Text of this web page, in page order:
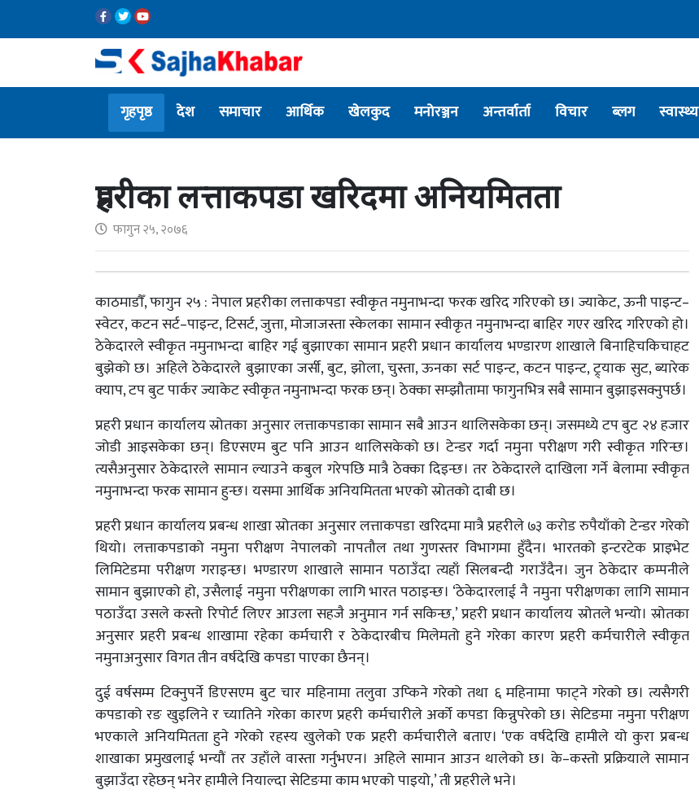
गृहपृष्ठ देश समाचार आर्थिक खेलकुद मनोरञ्जन अन्तर्वार्ता विचार ब्लग स्वास्थ्य
प्रहरीका लत्ताकपडा खरिदमा अनियमितता
फागुन २५, २०७६
काठमाडाैँ, फागुन २५ : नेपाल प्रहरीका लत्ताकपडा स्वीकृत नमुनाभन्दा फरक खरिद गरिएको छ। ज्याकेट, ऊनी पाइन्ट–
स्वेटर, कटन सर्ट–पाइन्ट, टिसर्ट, जुत्ता, मोजाजस्ता स्केलका सामान स्वीकृत नमुनाभन्दा बाहिर गएर खरिद गरिएको हो।
ठेकेदारले स्वीकृत नमुनाभन्दा बाहिर गई बुझाएका सामान प्रहरी प्रधान कार्यालय भण्डारण शाखाले बिनाहिचकिचाहट
बुझेको छ। अहिले ठेकेदारले बुझाएका जर्सी, बुट, झोला, चुस्ता, ऊनका सर्ट पाइन्ट, कटन पाइन्ट, ट्र्याक सुट, ब्यारेक
क्याप, टप बुट पार्कर ज्याकेट स्वीकृत नमुनाभन्दा फरक छन्। ठेक्का सम्झौतामा फागुनभित्र सबै सामान बुझाइसक्नुपर्छ।
प्रहरी प्रधान कार्यालय स्रोतका अनुसार लत्ताकपडाका सामान सबै आउन थालिसकेका छन्। जसमध्ये टप बुट २४ हजार
जोडी आइसकेका छन्। डिएसएम बुट पनि आउन थालिसकेको छ। टेन्डर गर्दा नमुना परीक्षण गरी स्वीकृत गरिन्छ।
त्यसैअनुसार ठेकेदारले सामान ल्याउने कबुल गरेपछि मात्रै ठेक्का दिइन्छ। तर ठेकेदारले दाखिला गर्ने बेलामा स्वीकृत
नमुनाभन्दा फरक सामान हुन्छ। यसमा आर्थिक अनियमितता भएको स्रोतको दाबी छ।
प्रहरी प्रधान कार्यालय प्रबन्ध शाखा स्रोतका अनुसार लत्ताकपडा खरिदमा मात्रै प्रहरीले ७३ करोड रुपैयाँको टेन्डर गरेको
थियो। लत्ताकपडाको नमुना परीक्षण नेपालको नापतौल तथा गुणस्तर विभागमा हुँदैन। भारतको इन्टरटेक प्राइभेट
लिमिटेडमा परीक्षण गराइन्छ। भण्डारण शाखाले सामान पठाउँदा त्यहाँ सिलबन्दी गराउँदैन। जुन ठेकेदार कम्पनीले
सामान बुझाएको हो, उसैलाई नमुना परीक्षणका लागि भारत पठाइन्छ। ‘ठेकेदारलाई नै नमुना परीक्षणका लागि सामान
पठाउँदा उसले कस्तो रिपोर्ट लिएर आउला सहजै अनुमान गर्न सकिन्छ,’ प्रहरी प्रधान कार्यालय स्रोतले भन्यो। स्रोतका
अनुसार प्रहरी प्रबन्ध शाखामा रहेका कर्मचारी र ठेकेदारबीच मिलेमतो हुने गरेका कारण प्रहरी कर्मचारीले स्वीकृत
नमुनाअनुसार विगत तीन वर्षदेखि कपडा पाएका छैनन्।
दुई वर्षसम्म टिक्नुपर्ने डिएसएम बुट चार महिनामा तलुवा उप्किने गरेको तथा ६ महिनामा फाट्ने गरेको छ। त्यसैगरी
कपडाको रङ खुइलिने र च्यातिने गरेका कारण प्रहरी कर्मचारीले अर्को कपडा किन्नुपरेको छ। सेटिङमा नमुना परीक्षण
भएकाले अनियमितता हुने गरेको रहस्य खुलेको एक प्रहरी कर्मचारीले बताए। ‘एक वर्षदेखि हामीले यो कुरा प्रबन्ध
शाखाका प्रमुखलाई भन्यौं तर उहाँले वास्ता गर्नुभएन। अहिले सामान आउन थालेको छ। के–कस्तो प्रक्रियाले सामान
बुझाउँदा रहेछन् भनेर हामीले नियाल्दा सेटिङमा काम भएको पाइयो,’ ती प्रहरीले भने।